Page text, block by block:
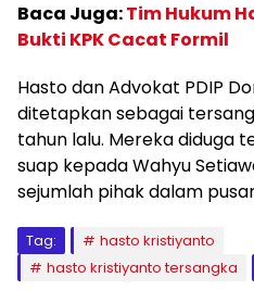
Baca Juga:Tim Hukum
Bukti KPK Cacat Formil
Hasto dan Advokat PDIP
ditetapkan sebagai
tahun lalu. Mereka diduga
suap kepada Wahyu
sejumlah pihak dalam
Tag:
hasto kristiyanto
hasto kristiyanto tersangka